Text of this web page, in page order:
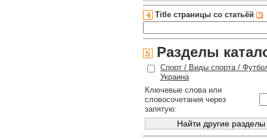
Title страницы со статьёй
Разделы
Спорт / Виды спорта /
Украина
Ключевые слова или
словосочетания через
запятую: